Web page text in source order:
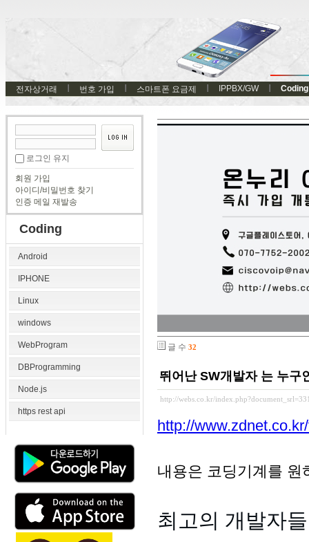
전자상거래 번호 가입 스마트폰 요금제 IPPBX/GW Coding
로그인 유지
회원 가입
아이디/비밀번호 찾기
인증 메일 재발송
Coding
Android
IPHONE
Linux
windows
WebProgram
DBProgramming
Node.js
https rest api
글 수 32
뛰어난 SW개발자 는 누구
http://webs.co.kr/
http://
내용은 코딩기계를 원
최고의 개발자